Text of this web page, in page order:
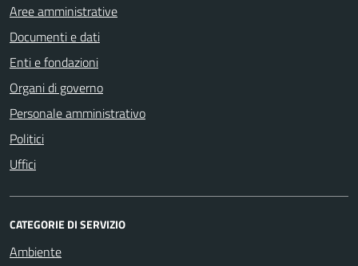
Aree amministrative
Documenti e dati
Enti e fondazioni
Organi di governo
Personale amministrativo
Politici
Uffici
CATEGORIE DI SERVIZIO
Ambiente